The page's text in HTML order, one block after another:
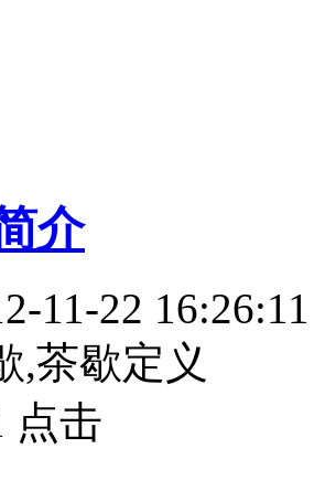
介
11-22 16:26:11
,茶歇定义
点击